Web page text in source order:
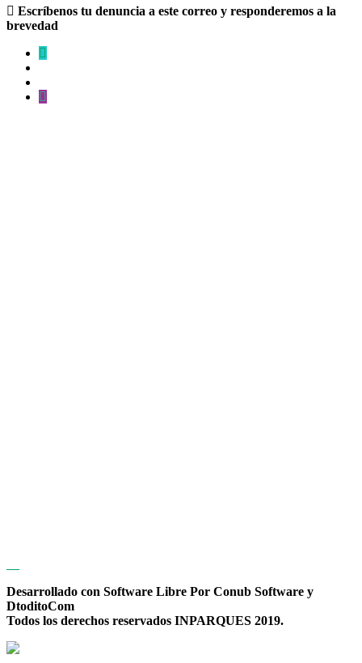
Escríbenos tu denuncia a este correo y responderemos a la
brevedad
Desarrollado con Software Libre Por Conub Software y
DtoditoCom
Todos los derechos reservados INPARQUES 2019.